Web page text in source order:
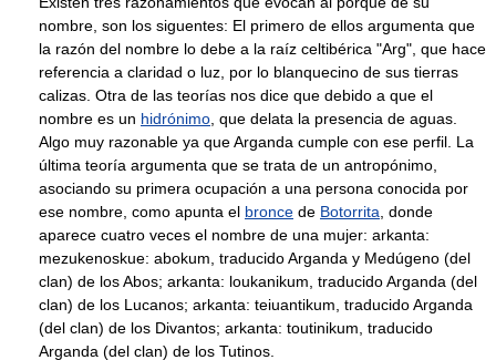
nombre, son los siguentes: El primero de ellos argumenta que
la razón del nombre lo debe a la raíz celtibérica "Arg", que hace
referencia a claridad o luz, por lo blanquecino de sus tierras
calizas. Otra de las teorías nos dice que debido a que el
nombre es un hidrónimo, que delata la presencia de aguas.
Algo muy razonable ya que Arganda cumple con ese perfil. La
última teoría argumenta que se trata de un antropónimo,
asociando su primera ocupación a una persona conocida por
ese nombre, como apunta el bronce de Botorrita, donde
aparece cuatro veces el nombre de una mujer: arkanta:
mezukenoskue: abokum, traducido Arganda y Medúgeno (del
clan) de los Abos; arkanta: loukanikum, traducido Arganda (del
clan) de los Lucanos; arkanta: teiuantikum, traducido Arganda
(del clan) de los Divantos; arkanta: toutinikum, traducido
Arganda (del clan) de los Tutinos.